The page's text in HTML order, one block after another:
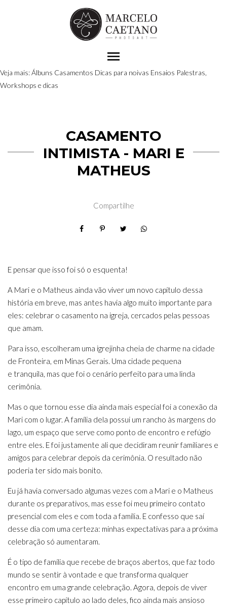
menu
Veja mais:Álbuns Casamentos Dicas para noivas Ensaios Palestras,
Workshops e dicas
CASAMENTO
INTIMISTA - MARI E
MATHEUS
Compartilhe
E pensar que isso foi só o esquenta!
A Mari e o Matheus ainda vão viver um novo capítulo dessa
história em breve, mas antes havia algo muito importante para
eles: celebrar o casamento na igreja, cercados pelas pessoas
que amam.
Para isso, escolheram uma igrejinha cheia de charme na cidade
de Fronteira, em Minas Gerais. Uma cidade pequena
e tranquila, mas que foi o cenário perfeito para uma linda
cerimônia.
Mas o que tornou esse dia ainda mais especial foi a conexão da
Mari com o lugar. A família dela possui um rancho às margens do
lago, um espaço que serve como ponto de encontro e refúgio
entre eles. E foi justamente ali que decidiram reunir familiares e
amigos para celebrar depois da cerimônia. O resultado não
poderia ter sido mais bonito.
Eu já havia conversado algumas vezes com a Mari e o Matheus
durante os preparativos, mas esse foi meu primeiro contato
presencial com eles e com toda a família. E confesso que saí
desse dia com uma certeza: minhas expectativas para a próxima
celebração só aumentaram.
É o tipo de família que recebe de braços abertos, que faz todo
mundo se sentir à vontade e que transforma qualquer
encontro em uma grande celebração. Agora, depois de viver
esse primeiro capítulo ao lado deles, fico ainda mais ansioso